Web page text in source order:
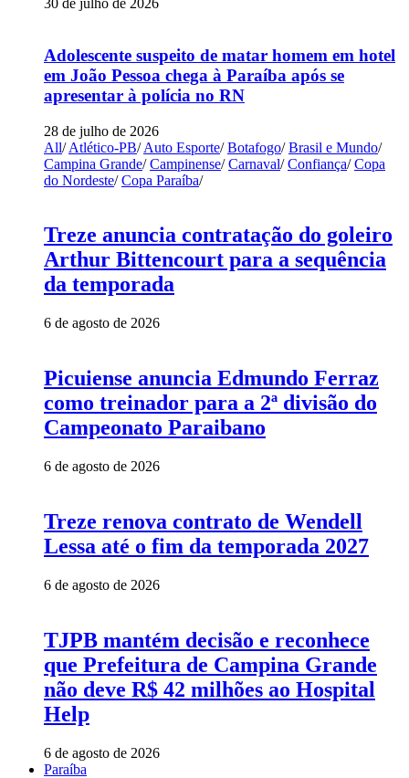
30 de julho de 2026
Adolescente suspeito de matar homem em hotel
em João Pessoa chega à Paraíba após se
apresentar à polícia no RN
28 de julho de 2026
All/ Atlético-PB/ Auto Esporte/ Botafogo/ Brasil e Mundo/
Campina Grande/ Campinense/ Carnaval/ Confiança/ Copa
do Nordeste/ Copa Paraíba/
Treze anuncia contratação do goleiro
Arthur Bittencourt para a sequência
da temporada
6 de agosto de 2026
Picuiense anuncia Edmundo Ferraz
como treinador para a 2ª divisão do
Campeonato Paraibano
6 de agosto de 2026
Treze renova contrato de Wendell
Lessa até o fim da temporada 2027
6 de agosto de 2026
TJPB mantém decisão e reconhece
que Prefeitura de Campina Grande
não deve R$ 42 milhões ao Hospital
Help
6 de agosto de 2026
Paraíba